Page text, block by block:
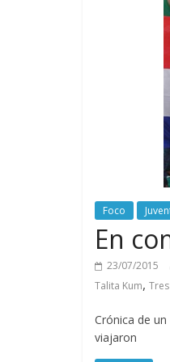
Foco
En
23/07/2015
Talita Kum,
Crónica de
viajaron